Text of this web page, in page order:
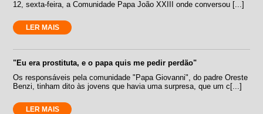
12, sexta-feira, a Comunidade Papa João XXIII onde conversou [...]
LER MAIS
"Eu era prostituta, e o papa quis me pedir perdão"
Os responsáveis pela comunidade "Papa Giovanni", do padre Oreste
Benzi, tinham dito às jovens que havia uma surpresa, que um c[...]
LER MAIS